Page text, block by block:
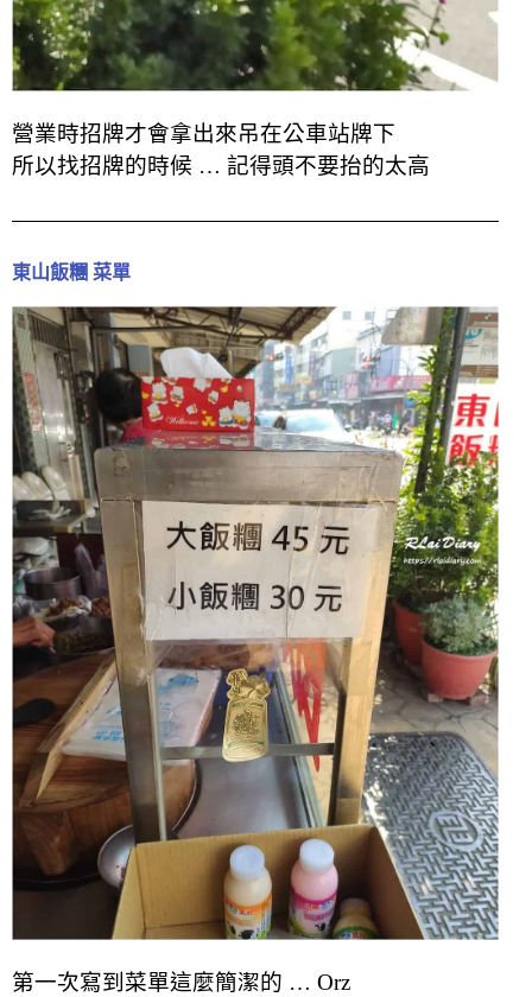
營業時招牌才會拿出來吊在公車站牌下
所以找招牌的時候 … 記得頭不要抬的太高
東山飯糰 菜單
第一次寫到菜單這麼簡潔的 … Orz